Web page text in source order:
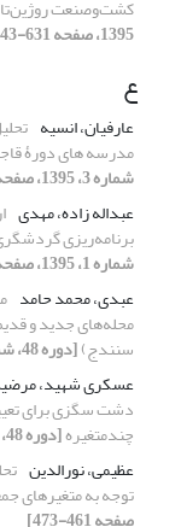
کشت‌وصنعت
1395، صفحه 631-643]
ع
عارفیان، انسیه
مدرسه های دورۀ
شماره 3، 1395، صفحه 475-491]
عبداله زاده، مهدی
برنامه‌ریزی
شماره 1، 1395، صفحه 1-18]
عبدی، محمد حامد
محله‌های جدید و
سنندج)[دوره 48، شماره 2، 1395، صفحه 263-276]
عسکری شهید،
دشت سگزی برای
چندمتغیره[دوره 48، شماره 1، 1395، صفحه 141-157]
عظیمی، نورالدین
توجه به متغیرهای
صفحه 461-473]